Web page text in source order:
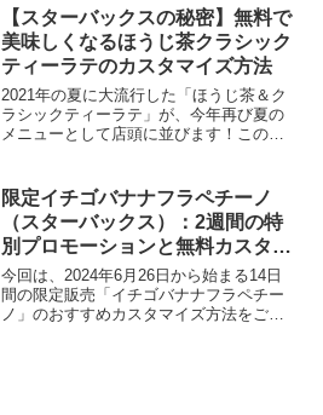
ド」は、ほとんどの参加店舗で楽しめま
すが、「ザクもっ...
【スターバックスの秘密】無料で
美味しくなるほうじ茶クラシック
ティーラテのカスタマイズ方法
2021年の夏に大流行した「ほうじ茶＆ク
ラシックティーラテ」が、今年再び夏の
メニューとして店頭に並びます！この飲
ブラックティーの豊かな風味も同時に楽
しめるのが特徴です。...
限定イチゴバナナフラペチーノ
（スターバックス）：2週間の特
別プロモーションと無料カスタマ
イズのガイド
今回は、2024年6月26日から始まる14日
間の限定販売「イチゴバナナフラペチー
ノ」のおすすめカスタマイズ方法をご紹